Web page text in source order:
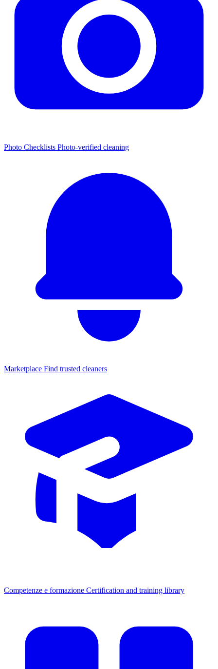
Photo Checklists Photo-verified cleaning
Marketplace Find trusted cleaners
Competenze e formazione Certification and training library